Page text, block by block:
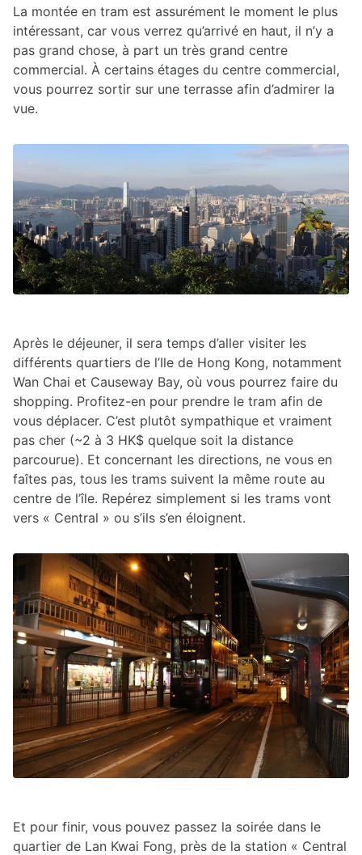
La montée en tram est assurément le moment le plus
intéressant, car vous verrez qu’arrivé en haut, il n’y a
pas grand chose, à part un très grand centre
commercial. À certains étages du centre commercial,
vous pourrez sortir sur une terrasse afin d’admirer la
vue.
Après le déjeuner, il sera temps d’aller visiter les
différents quartiers de l’Ile de Hong Kong, notamment
Wan Chai et Causeway Bay, où vous pourrez faire du
shopping. Profitez-en pour prendre le tram afin de
vous déplacer. C’est plutôt sympathique et vraiment
pas cher (~2 à 3 HK$ quelque soit la distance
parcourue). Et concernant les directions, ne vous en
faîtes pas, tous les trams suivent la même route au
centre de l’île. Repérez simplement si les trams vont
vers « Central » ou s’ils s’en éloignent.
Et pour finir, vous pouvez passez la soirée dans le
quartier de Lan Kwai Fong, près de la station « Central